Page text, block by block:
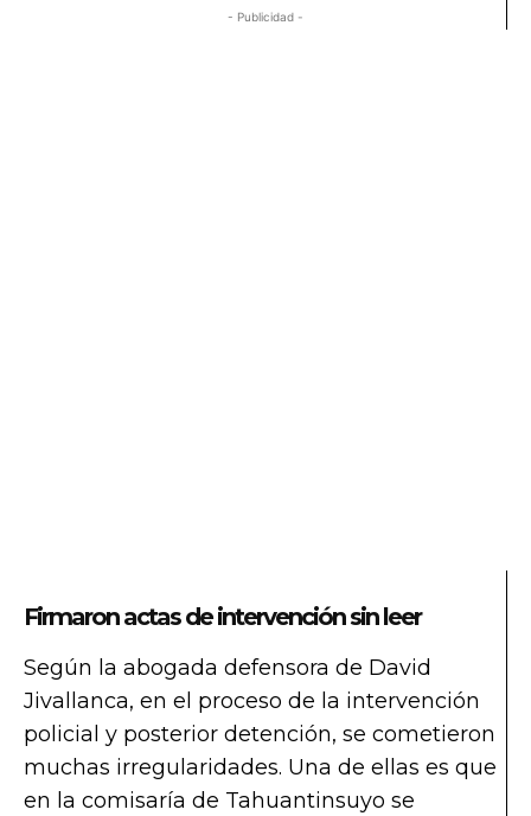
- Publicidad -
Firmaron actas de intervención sin leer
Según la abogada defensora de David
Jivallanca, en el proceso de la intervención
policial y posterior detención, se cometieron
muchas irregularidades. Una de ellas es que
en la comisaría de Tahuantinsuyo se